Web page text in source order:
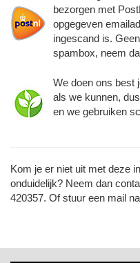
bezorgen met
opgegeven
ingescand is.
spambox, neem
We doen ons best
als we kunnen,
en we gebruiken
Kom je er niet uit met deze
onduidelijk? Neem dan
420357. Of stuur een mail